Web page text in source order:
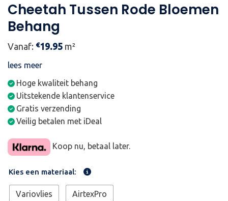
Cheetah Tussen Rode Bloemen
Behang
Vanaf: €19.95 m²
lees meer
Hoge kwaliteit behang
Uitstekende klantenservice
Gratis verzending
Veilig betalen met iDeal
Koop nu, betaal later.
Kies een materiaal:
Variovlies AirtexPro